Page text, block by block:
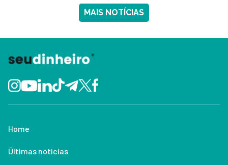
MAIS NOTÍCIAS
Home
Últimas notícias